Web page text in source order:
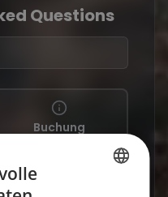
Questions
Buchung